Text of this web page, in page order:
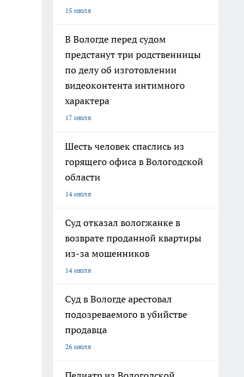
15 июля
В Вологде перед судом
предстанут три родственницы
по делу об изготовлении
видеоконтента интимного
характера
17 июля
Шесть человек спаслись из
горящего офиса в Вологодской
области
14 июля
Суд отказал вологжанке в
возврате проданной квартиры
из-за мошенников
14 июля
Суд в Вологде арестовал
подозреваемого в убийстве
продавца
26 июля